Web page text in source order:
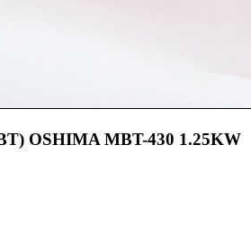
OSHIMA MBT-430 1.25KW